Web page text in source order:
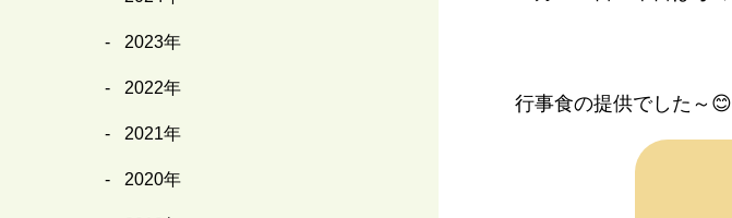
2023年
2022年
2021年
2020年
行事食の提供でした～😊